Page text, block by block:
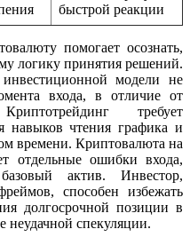
быстрой реакции
помогает осознать,
логику принятия решений.
модели не
входа, в отличие от
требует
навыков чтения графика и
времени. Криптовалюта на
отдельные ошибки входа,
актив. Инвестор,
способен избежать
долгосрочной позиции в
спекуляции.